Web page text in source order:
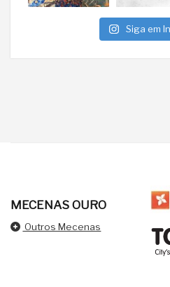
Siga em
MECENAS OURO
Outros Mecenas